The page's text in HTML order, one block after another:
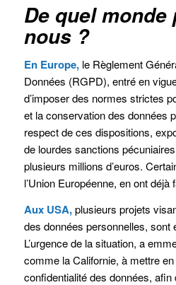
De quel monde
nous ?
En Europe, le Règlement
Données (RGPD), entré en
d’imposer des normes strictes
et la conservation des données
respect de ces dispositions,
de lourdes sanctions
plusieurs millions d’euros.
l’Union Européenne, en ont déjà
Aux USA,plusieurs projets
des données personnelles, sont
L’urgence de la situation, a
comme la Californie, à mettre
confidentialité des données,